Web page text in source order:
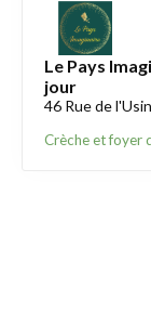
Le Pays
jour
46 Rue de
Crèche et foyer